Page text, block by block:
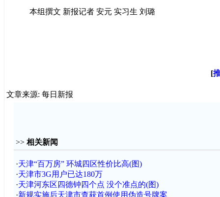
本组撰文 新报记者 安元 实习生 刘璐
[
文章来源: 每日新报
>> 相关新闻
·天津“百万房” 环城四区性价比高(图)
·天津市3G用户已达180万
·天津河东区四德钟四个点 没个准点的(图)
·新规实施后天津市查获首例使用伪造号牌案